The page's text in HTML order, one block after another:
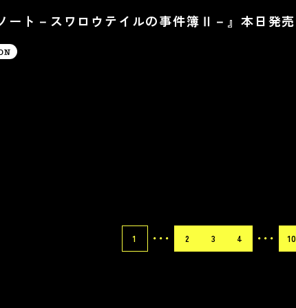
ート－スワロウテイルの事件簿Ⅱ－』本日発売
1 2 3 4 10